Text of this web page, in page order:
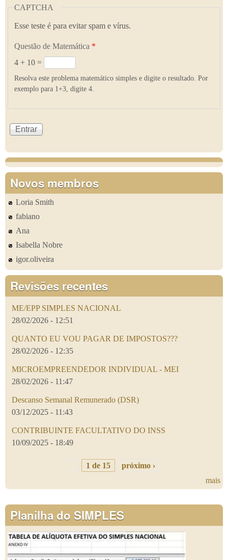
CAPTCHA
Esse teste é para evitar spam e vírus.
Questão de Matemática *
4 + 10 =
Resolva este problema matemático simples e digite o resultado. Por
exemplo para 1+3, digite 4.
Novos membros
Loria Smith
fabiano
Ana
Isabella Nobre
igor.oliveira
Revisões recentes
ME/EPP SIMPLES NACIONAL
28/02/2026 - 12:51
QUANTO EU VOU PAGAR DE IMPOSTOS???
28/02/2026 - 12:35
MICROEMPREENDEDOR INDIVIDUAL - MEI
28/02/2026 - 11:47
Descanso Semanal Remunerado (DSR)
03/12/2025 - 11:43
CONTRIBUINTE FACULTATIVO DO INSS
10/09/2025 - 18:49
1 de 15
próximo ›
mais
Planilha do SIMPLES